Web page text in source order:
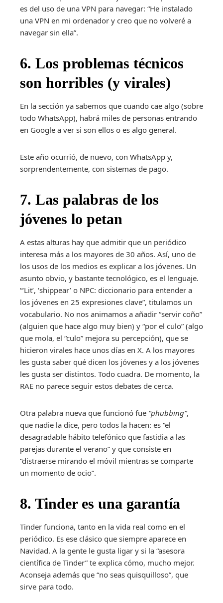
es del uso de una VPN para navegar: “He instalado
una VPN en mi ordenador y creo que no volveré a
navegar sin ella”.
6. Los problemas técnicos
son horribles (y virales)
En la sección ya sabemos que cuando cae algo (sobre
todo WhatsApp), habrá miles de personas entrando
en Google a ver si son ellos o es algo general.
Este año ocurrió, de nuevo, con WhatsApp y,
sorprendentemente, con sistemas de pago.
7. Las palabras de los
jóvenes lo petan
A estas alturas hay que admitir que un periódico
interesa más a los mayores de 30 años. Así, uno de
los usos de los medios es explicar a los jóvenes. Un
asunto obvio, y bastante tecnológico, es el lenguaje.
“‘Lit’, ‘shippear’ o NPC: diccionario para entender a
los jóvenes en 25 expresiones clave”, titulamos un
vocabulario. No nos animamos a añadir “servir coño”
(alguien que hace algo muy bien) y “por el culo” (algo
que mola, el “culo” mejora su percepción), que se
hicieron virales hace unos días en X. A los mayores
les gusta saber qué dicen los jóvenes y a los jóvenes
les gusta ser distintos. Todo cuadra. De momento, la
RAE no parece seguir estos debates de cerca.
Otra palabra nueva que funcionó fue “phubbing”,
que nadie la dice, pero todos la hacen: es “el
desagradable hábito telefónico que fastidia a las
parejas durante el verano” y que consiste en
“distraerse mirando el móvil mientras se comparte
un momento de ocio”.
8. Tinder es una garantía
Tinder funciona, tanto en la vida real como en el
periódico. Es ese clásico que siempre aparece en
Navidad. A la gente le gusta ligar y si la “asesora
científica de Tinder” te explica cómo, mucho mejor.
Aconseja además que “no seas quisquilloso”, que
sirve para todo.